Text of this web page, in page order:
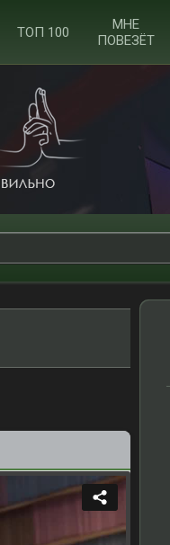
ТОП 100
МНЕ
ПОВЕЗЁТ